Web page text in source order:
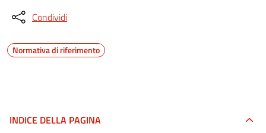
Condividi
Normativa di riferimento
INDICE DELLA PAGINA